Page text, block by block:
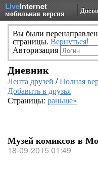
LiveInternet
мобильная версия
Вы были
страницы. Вернуться!
Авторизация
Дневник
Лента друзей /Полная
Добавить в друзья
Страницы: раньше»
Музей комиксов в
18-09-2015 01:49